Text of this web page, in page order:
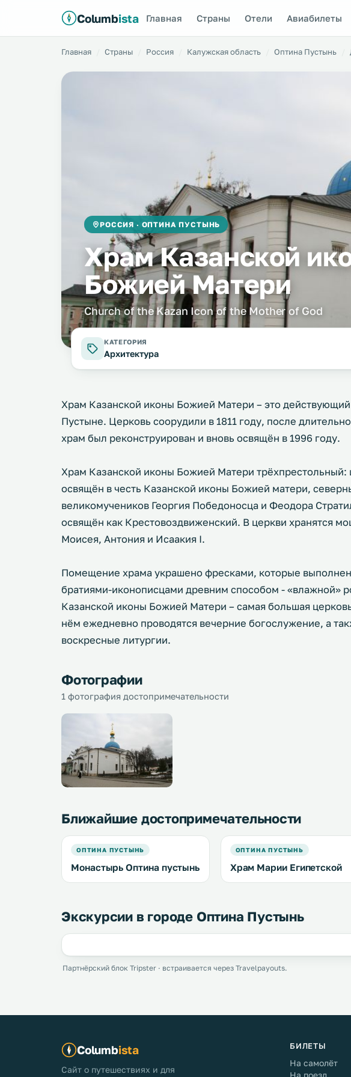
Columbista Главная Страны Отели Авиабилеты
Главная Страны Россия Калужская область Оптина Пустынь
РОССИЯ · ОПТИНА ПУСТЫНЬ
Храм Казанской
Божией Матери
Church of the Kazan Icon of the Mother of God
КАТЕГОРИЯ
Архитектура
Храм Казанской иконы Божией Матери – это
Пустыне. Церковь соорудили в 1811 году, после
храм был реконструирован и вновь освящён в 1996 году.
Храм Казанской иконы Божией Матери трёхпрестольный:
освящён в честь Казанской иконы Божией матери,
великомучеников Георгия Победоносца и Феодора
освящён как Крестовоздвиженский. В церкви хранятся
Моисея, Антония и Исаакия I.
Помещение храма украшено фресками, которые
братиями-иконописцами древним способом - «влажной»
Казанской иконы Божией Матери – самая большая
нём ежедневно проводятся вечерние богослужение, а
воскресные литургии.
Фотографии
1 фотография достопримечательности
Ближайшие достопримечательности
ОПТИНА ПУСТЫНЬ
Монастырь Оптина пустынь
ОПТИНА ПУСТЫНЬ
Храм Марии Египетской
Экскурсии в городе Оптина Пустынь
Партнёрский блок Tripster · встраивается через Travelpayouts.
Columbista
Сайт о путешествиях и для
БИЛЕТЫ
На самолёт